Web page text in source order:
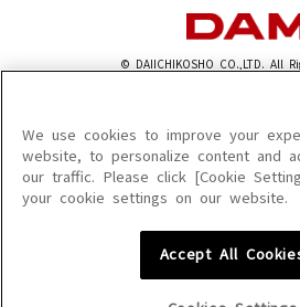
© DAIICHIKOSHO CO.,LTD. All
このサイトに掲載されている一切の文章・画像・写
を問わず、著作権法の定める範囲を超えて無断で複
を禁じます。
楽曲及びコンテンツは、機種によりご利用いただけ
楽曲及びコンテンツの配信日、配信内容が変更にな
We use cookies to improve your
website, to personalize content and
our traffic. Please click [Cookie
your cookie settings on our website.
Accept All